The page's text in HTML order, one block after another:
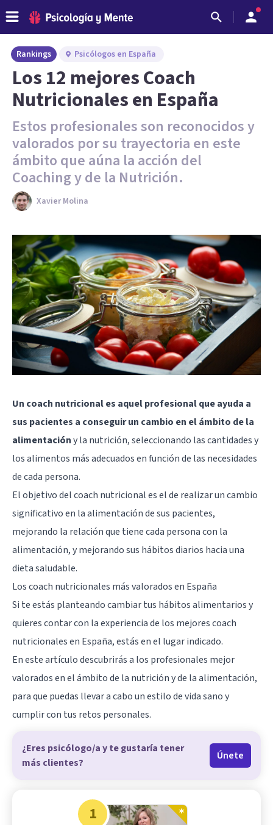
Rankings Psicólogos en España
Los 12 mejores Coach
Nutricionales en España
Estos profesionales son reconocidos y
valorados por su trayectoria en este
ámbito que aúna la acción del
Coaching y de la Nutrición.
Xavier Molina
Un coach nutricional es aquel profesional que ayuda a
sus pacientes a conseguir un cambio en el ámbito de la
alimentacióny la nutrición, seleccionando las cantidades y
los alimentos más adecuados en función de las necesidades
de cada persona.
El objetivo del coach nutricional es el de realizar un cambio
significativo en la alimentación de sus pacientes,
mejorando la relación que tiene cada persona con la
alimentación, y mejorando sus hábitos diarios hacia una
dieta saludable.
Los coach nutricionales más valorados en España
Si te estás planteando cambiar tus hábitos alimentarios y
quieres contar con la experiencia de los mejores coach
nutricionales en España, estás en el lugar indicado.
En este artículo descubrirás a los profesionales mejor
valorados en el ámbito de la nutrición y de la alimentación,
para que puedas llevar a cabo un estilo de vida sano y
cumplir con tus retos personales.
¿Eres psicólogo/a y te gustaría tener
más clientes?
Únete
1